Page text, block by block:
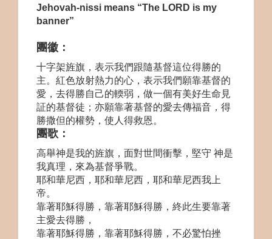
Jehovah-nissi means “The LORD is my
banner”
團徽：
十字架旌旗，表示我們跟隨基督這位得勝的
主。紅色放射熱力的心，表示我們願靠基督的
愛，去得勝自己的輭弱，做一個有美好生命見
証的基督徒；亦願靠著基督的愛去傳福音，得
勝撒但的權勢，使人得救恩。
團歌：
高舉神是我的旌旗，面對世間衝擊，堅守 神是
我真理，來為基督爭戰。
耶和華尼西，耶和華尼西，耶和華尼西我上
帝。
靠著耶穌得勝，靠著耶穌得勝，終此生要靠著
主愛去得勝，
靠著耶穌得勝，靠著耶穌得勝，不必驚怕挫